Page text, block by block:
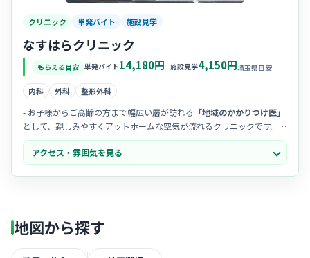
クリニック 単発バイト 施設見学
なすはらクリニック
もらえる目安 単発バイト14,180円 施設見学4,150円埼玉県目安
内科 外科 整形外科
- お子様からご高齢の方まで幅広い層が訪れる 「地域のかかりつけ医」
として、親しみやすくアットホームな空気が流れるクリニックです。
- スタッフ間のコミュニケーションが非常にスムーズで、お互いに助け
合うチームワークの良さが魅力的な職場だと評判です。
- 院内は清潔感があり、患者様一人ひとりに寄り添った温かい看護を大
アクセス・雰囲気を見る
地図から探す